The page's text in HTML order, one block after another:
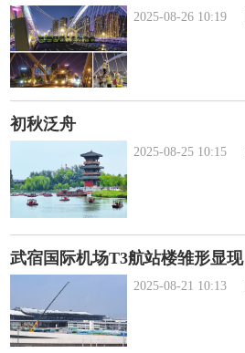
2025-08-26 10:19
初秋泛舟
2025-08-25 10:15
武宿国际机场T3航站楼雏形显现
2025-08-21 10:13